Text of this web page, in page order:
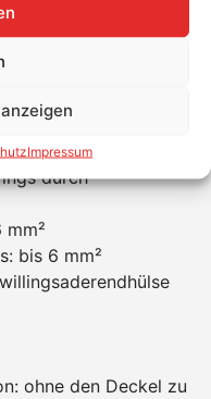
Impressum
V
durch
mm²
bis 6 mm²
ohne den Deckel zu